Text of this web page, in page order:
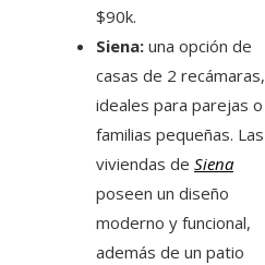
$90k.
Siena: una opción de
casas de 2 recámaras,
ideales para parejas o
familias pequeñas. Las
viviendas de Siena
poseen un diseño
moderno y funcional,
además de un patio